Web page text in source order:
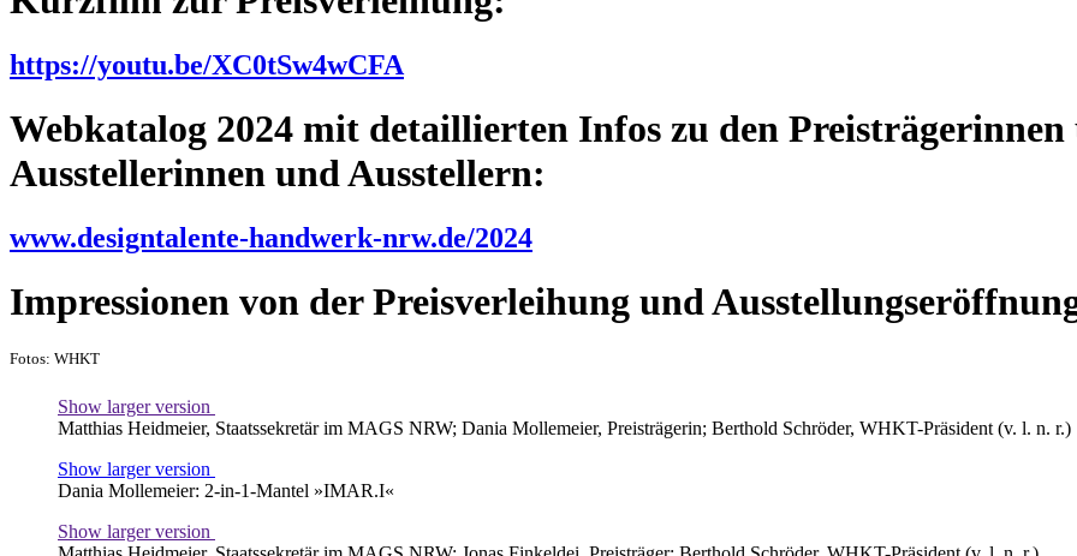
https://youtu.be/XC0tSw4wCFA
Webkatalog 2024 mit detaillierten Infos zu den
Ausstellerinnen und Ausstellern:
www.designtalente-handwerk-nrw.de/2024
Impressionen von der Preisverleihung und
Fotos: WHKT
Show larger version
Matthias Heidmeier, Staatssekretär im MAGS NRW; Dania Mollemeier, Preisträgerin; Berthold Schröder, WHKT-Präsident (v. l. n. r.)
Show larger version
Dania Mollemeier: 2-in-1-Mantel »IMAR.I«
Show larger version